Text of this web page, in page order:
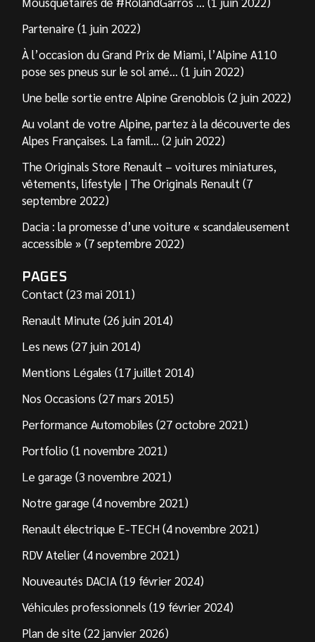
Partenaire (1 juin 2022)
À l’occasion du Grand Prix de Miami, l’Alpine A110
pose ses pneus sur le sol amé… (1 juin 2022)
Une belle sortie entre Alpine Grenoblois (2 juin 2022)
Au volant de votre Alpine, partez à la découverte des
Alpes Françaises. La famil… (2 juin 2022)
The Originals Store Renault – voitures miniatures,
vêtements, lifestyle | The Originals Renault (7
septembre 2022)
Dacia : la promesse d’une voiture « scandaleusement
accessible » (7 septembre 2022)
PAGES
Contact (23 mai 2011)
Renault Minute (26 juin 2014)
Les news (27 juin 2014)
Mentions Légales (17 juillet 2014)
Nos Occasions (27 mars 2015)
Performance Automobiles (27 octobre 2021)
Portfolio (1 novembre 2021)
Le garage (3 novembre 2021)
Notre garage (4 novembre 2021)
Renault électrique E-TECH (4 novembre 2021)
RDV Atelier (4 novembre 2021)
Nouveautés DACIA (19 février 2024)
Véhicules professionnels (19 février 2024)
Plan de site (22 janvier 2026)